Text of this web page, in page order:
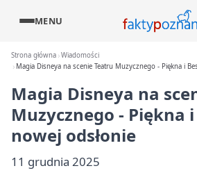
MENU
Strona główna Wiadomości
Magia Disneya na scenie Teatru Muzycznego - Piękna i
Magia Disneya na
Muzycznego - Piękna
nowej odsłonie
11 grudnia 2025